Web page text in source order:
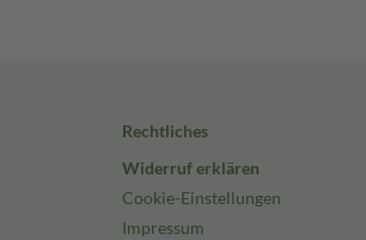
Rechtliches
Widerruf erklären
Cookie-Einstellungen
Impressum